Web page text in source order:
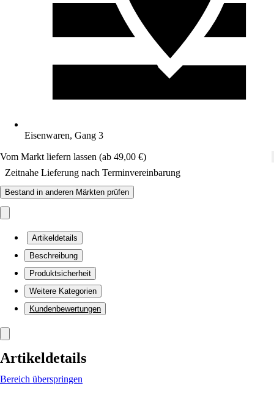
Eisenwaren, Gang 3
Vom Markt liefern lassen (ab 49,00 €)
Zeitnahe Lieferung nach Terminvereinbarung
Bestand in anderen Märkten prüfen
Artikeldetails
Beschreibung
Produktsicherheit
Weitere Kategorien
Kundenbewertungen
Artikeldetails
Bereich überspringen